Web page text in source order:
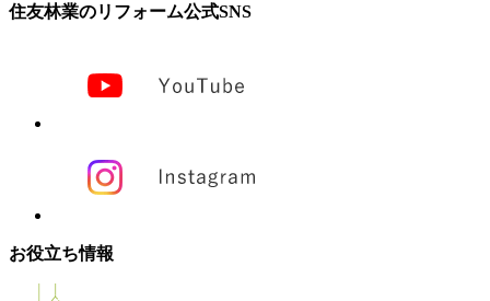
住友林業のリフォーム公式SNS
お役立ち情報